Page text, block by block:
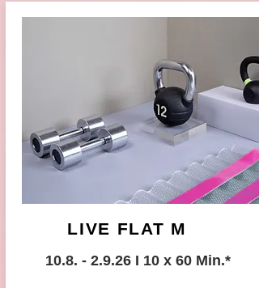
LIVE FLAT M
10.8. - 2.9.26I 10 x 60 Min.*